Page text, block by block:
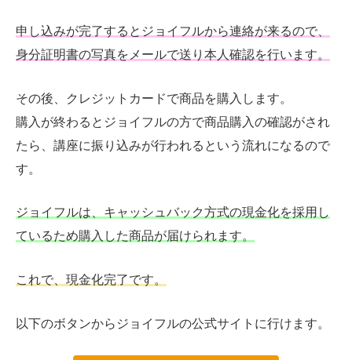
申し込みが完了するとジョイフルから連絡が来るので、
身分証明書の写真をメールで送り本人確認を行います。
その後、クレジットカードで商品を購入します。
購入が終わるとジョイフルの方で商品購入の確認がされ
たら、講座に振り込みが行われるという流れになるので
す。
ジョイフルは、キャッシュバック方式の現金化を採用し
ているため購入した商品が届けられます。
これで、現金化完了です。
以下のボタンからジョイフルの公式サイトに行けます。